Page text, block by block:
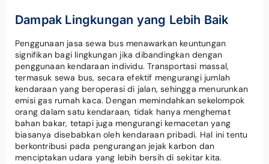
Dampak Lingkungan yang Lebih Baik
Penggunaan jasa sewa bus menawarkan keuntungan
signifikan bagi lingkungan jika dibandingkan dengan
penggunaan kendaraan individu. Transportasi massal,
termasuk sewa bus, secara efektif mengurangi jumlah
kendaraan yang beroperasi di jalan, sehingga menurunkan
emisi gas rumah kaca. Dengan memindahkan sekelompok
orang dalam satu kendaraan, tidak hanya menghemat
bahan bakar, tetapi juga mengurangi kemacetan yang
biasanya disebabkan oleh kendaraan pribadi. Hal ini tentu
berkontribusi pada pengurangan jejak karbon dan
menciptakan udara yang lebih bersih di sekitar kita.